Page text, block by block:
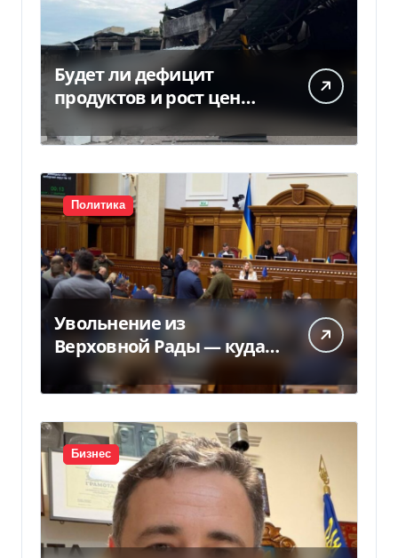
Будет ли дефицит
продуктов и рост цен
после российских ударов
по складам
Политика
Увольнение из
Верховной Рады — куда
исчез 71 народный
депутат за семь лет
Бизнес